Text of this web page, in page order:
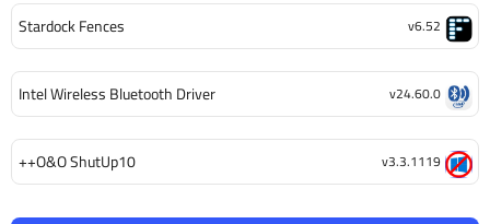
Stardock Fences v6.52
Intel Wireless Bluetooth Driver v24.60.0
O&O ShutUp10++ v3.3.1119